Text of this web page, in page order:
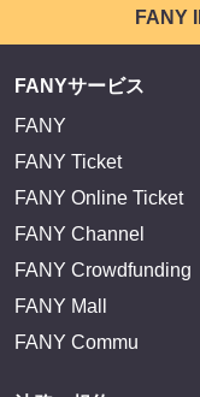
FANY
FANYサービス
FANY
FANY Ticket
FANY Online Ticket
FANY Channel
FANY Crowdfunding
FANY Mall
FANY Commu